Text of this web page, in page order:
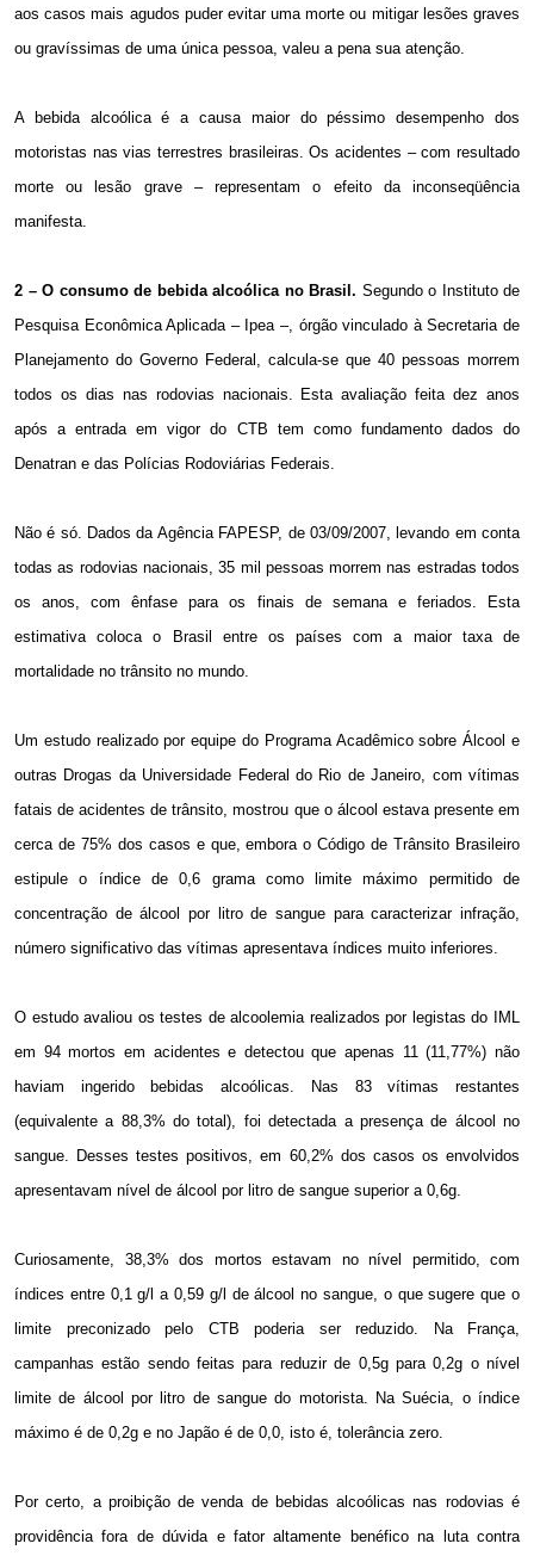
aos casos mais agudos puder evitar uma morte ou mitigar lesões graves
ou gravíssimas de uma única pessoa, valeu a pena sua atenção.
A bebida alcoólica é a causa maior do péssimo desempenho dos
motoristas nas vias terrestres brasileiras. Os acidentes – com resultado
morte ou lesão grave – representam o efeito da inconseqüência
manifesta.
2 – O consumo de bebida alcoólica no Brasil. Segundo o Instituto de
Pesquisa Econômica Aplicada – Ipea –, órgão vinculado à Secretaria de
Planejamento do Governo Federal, calcula-se que 40 pessoas morrem
todos os dias nas rodovias nacionais. Esta avaliação feita dez anos
após a entrada em vigor do CTB tem como fundamento dados do
Denatran e das Polícias Rodoviárias Federais.
Não é só. Dados da Agência FAPESP, de 03/09/2007, levando em conta
todas as rodovias nacionais, 35 mil pessoas morrem nas estradas todos
os anos, com ênfase para os finais de semana e feriados. Esta
estimativa coloca o Brasil entre os países com a maior taxa de
mortalidade no trânsito no mundo.
Um estudo realizado por equipe do Programa Acadêmico sobre Álcool e
outras Drogas da Universidade Federal do Rio de Janeiro, com vítimas
fatais de acidentes de trânsito, mostrou que o álcool estava presente em
cerca de 75% dos casos e que, embora o Código de Trânsito Brasileiro
estipule o índice de0,6 gramacomo limite máximo permitido de
concentração de álcool por litro de sangue para caracterizar infração,
número significativo das vítimas apresentava índices muito inferiores.
O estudo avaliou os testes de alcoolemia realizados por legistas do IML
em 94 mortos em acidentes e detectou que apenas 11 (11,77%) não
haviam ingerido bebidas alcoólicas. Nas 83 vítimas restantes
(equivalente a 88,3% do total), foi detectada a presença de álcool no
sangue. Desses testes positivos, em 60,2% dos casos os envolvidos
apresentavam nível de álcool por litro de sangue superior a 0,6g.
Curiosamente, 38,3% dos mortos estavam no nível permitido, com
índices entre 0,1 g/l a 0,59 g/l de álcool no sangue, o que sugere que o
limite preconizado pelo CTB poderia ser reduzido. Na França,
campanhas estão sendo feitas para reduzir de 0,5g para 0,2g o nível
limite de álcool por litro de sangue do motorista. Na Suécia, o índice
máximo é de 0,2g e no Japão é de 0,0, isto é, tolerância zero.
Por certo, a proibição de venda de bebidas alcoólicas nas rodovias é
providência fora de dúvida e fator altamente benéfico na luta contra